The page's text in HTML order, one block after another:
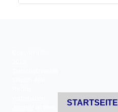
STARTSEITE